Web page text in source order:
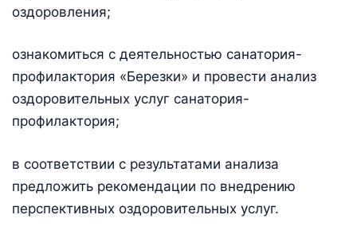
оздоровления;
ознакомиться с деятельностью санатория-
профилактория «Березки» и провести анализ
оздоровительных услуг санатория-
профилактория;
в соответствии с результатами анализа
предложить рекомендации по внедрению
перспективных оздоровительных услуг.